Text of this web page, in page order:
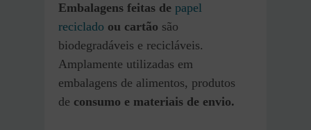
Embalagens feitas de papel
reciclado ou cartão são
biodegradáveis e recicláveis.
Amplamente utilizadas em
embalagens de alimentos, produtos
de consumo e materiais de envio.